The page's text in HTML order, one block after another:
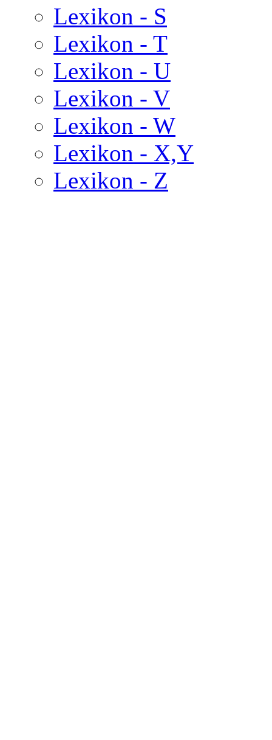
Lexikon - S
Lexikon - T
Lexikon - U
Lexikon - V
Lexikon - W
Lexikon - X,Y
Lexikon - Z